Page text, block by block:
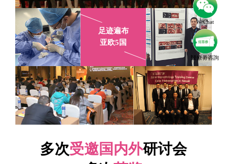
WeChat
醫療劵咨詢
足迹遍布
亚欧5国
多次受邀国内外研讨会